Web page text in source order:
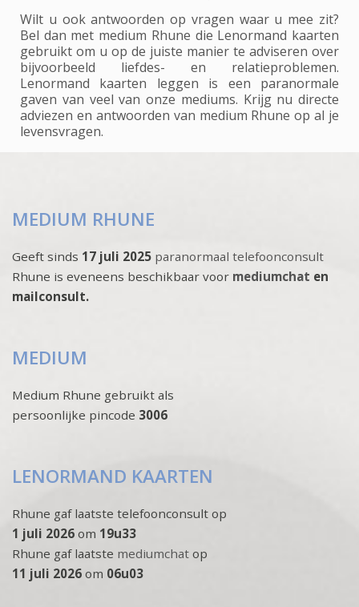
Wilt u ook antwoorden op vragen waar u mee zit?
Bel dan met medium Rhune die Lenormand kaarten
gebruikt om u op de juiste manier te adviseren over
bijvoorbeeld liefdes- en relatieproblemen.
Lenormand kaarten leggen is een paranormale
gaven van veel van onze mediums. Krijg nu directe
adviezen en antwoorden van medium Rhune op al je
levensvragen.
MEDIUM RHUNE
Geeft sinds 17 juli 2025 paranormaal telefoonconsult
Rhune is eveneens beschikbaar voor mediumchat en
mailconsult.
MEDIUM
Medium Rhune gebruikt als
persoonlijke pincode 3006
LENORMAND KAARTEN
Rhune gaf laatste telefoonconsult op
1 juli 2026 om 19u33
Rhune gaf laatste mediumchat op
11 juli 2026 om 06u03